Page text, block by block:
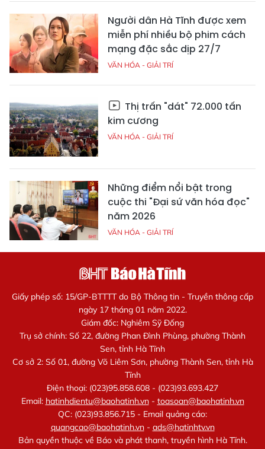
Người dân Hà Tĩnh được xem
miễn phí nhiều bộ phim cách
mạng đặc sắc dịp 27/7
VĂN HÓA - GIẢI TRÍ
Thị trấn "dát" 72.000 tấn
kim cương
VĂN HÓA - GIẢI TRÍ
Những điểm nổi bật trong
cuộc thi "Đại sứ văn hóa đọc"
năm 2026
VĂN HÓA - GIẢI TRÍ
Giấy phép số: 15/GP-BTTTT do Bộ Thông tin - Truyền thông cấp
ngày 17 tháng 01 năm 2022.
Giám đốc: Nghiêm Sỹ Đống
Trụ sở chính: Số 22, đường Phan Đình Phùng, phường Thành
Sen, tỉnh Hà Tĩnh
Cơ sở 2: Số 01, đường Võ Liêm Sơn, phường Thành Sen, tỉnh Hà
Tĩnh
Điện thoại: (023)95.858.608 - (023)93.693.427
Email: hatinhdientu@baohatinh.vn- toasoan@baohatinh.vn
QC: (023)93.856.715 - Email quảng cáo:
quangcao@baohatinh.vn- ads@hatinhtv.vn
Bản quyền thuộc về Báo và phát thanh, truyền hình Hà Tĩnh.